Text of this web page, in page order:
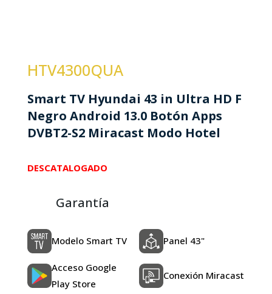
HTV4300QUA
Smart TV Hyundai 43 in Ultra HD F
Negro Android 13.0 Botón Apps
DVBT2-S2 Miracast Modo Hotel
DESCATALOGADO
Garantía
Modelo Smart TV Panel 43"
Acceso Google
Play Store
Conexión Miracast